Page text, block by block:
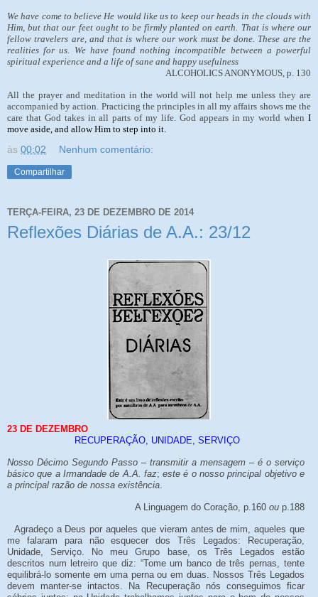
We have come to believe He would like us to keep our heads in the clouds with
Him, but that our feet ought to be firmly planted on earth. That is where our
fellow travelers are, and that is where our work must be done. These are the
realities for us. We have found nothing incompatible between a powerful
spiritual experience and a life of sane and happy usefulness
ALCOHOLICS ANONYMOUS, p. 130
All the prayer and meditation in the world will not help me unless they are
accompanied by action. Practicing the principles in all my affairs shows me the
care that God takes in all parts of my life. God appears in my world when I
move aside, and allow Him to step into it.
às 00:02 Nenhum comentário:
Compartilhar
TERÇA-FEIRA, 23 DE DEZEMBRO DE 2014
Reflexões Diárias de A.A.: 23/12
23 DE DEZEMBRO
RECUPERAÇÃO, UNIDADE, SERVIÇO
Nosso Décimo Segundo Passo – transmitir a mensagem – é o serviço
básico que a Irmandade de A.A. faz;este é o nosso principal objetivo e
a principal razão de nossa existência
A Linguagem do Coração, p.160 oup.188
Agradeço a Deus por aqueles que vieram antes de mim, aqueles que
me falaram para não esquecer dos Três Legados: Recuperação,
Unidade, Serviço. No meu Grupo base, os Três Legados estão
descritos num letreiro que diz: “Tome um banco de três pernas, tente
equilibrá-lo somente em uma perna ou em duas. Nossos Três Legados
devem manter-se intactos. Na Recuperação nós conseguimos ficar